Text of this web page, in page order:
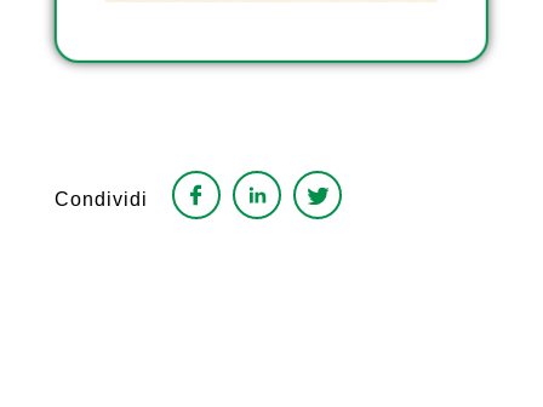
Condividi